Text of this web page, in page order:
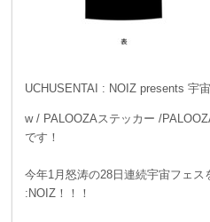
UCHUSENTAI : NOIZ presents 宇
w / PALOOZAステッカー /
です！
今年1月怒涛の28日連続宇宙フェス
:NOIZ！！！